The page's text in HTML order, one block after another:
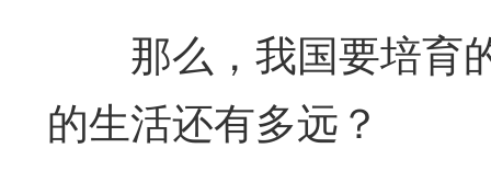
那么，我国要培育的
的生活还有多远？